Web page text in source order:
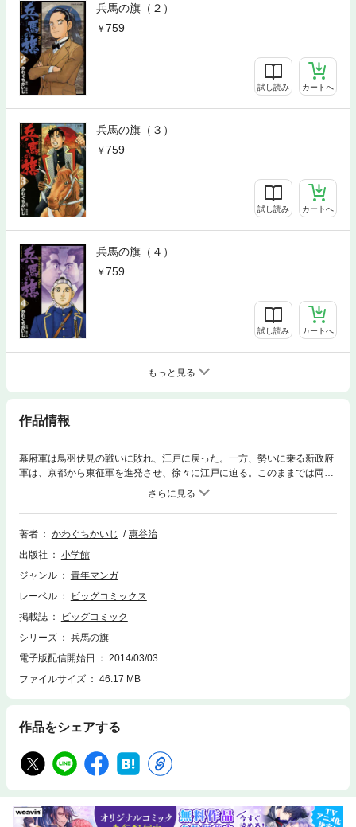
兵馬の旗（２）
759
試し読み カートへ
兵馬の旗（３）
759
試し読み カートへ
兵馬の旗（４）
759
試し読み カートへ
もっと見る
作品情報
幕府軍は鳥羽伏見の戦いに敗れ、江戸に戻った。一方、勢いに乗る新政府
軍は、京都から東征軍を進発させ、徐々に江戸に迫る。このままでは両軍
の江戸決戦は不可避の情勢だが、兵馬が親しい幕府軍事総裁・勝安房守、
村田新八郎の上司である西郷吉之助、この二人が圧倒的なエネルギーで動
きはじめる！果たして二人の究極の目的とは？勝の不退転の意思を表す計
画、江戸焦土作戦は実行されるのか？
著者 かわぐちかいじ
惠谷治
出版社
小学館
ジャンル
青年マンガ
レーベル
ビッグコミックス
掲載誌
ビッグコミック
シリーズ
兵馬の旗
電子版配信開始日
2014/03/03
ファイルサイズ
46.17 MB
作品をシェアする